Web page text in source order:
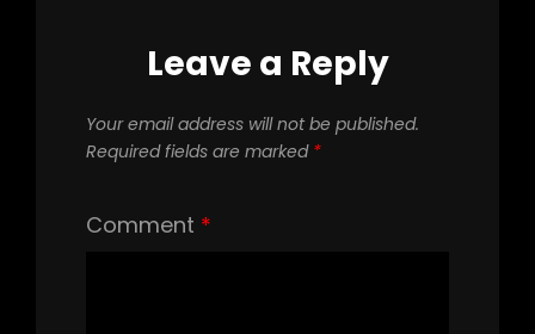
Leave a Reply
Your email address will not be published.
Required fields are marked *
Comment *